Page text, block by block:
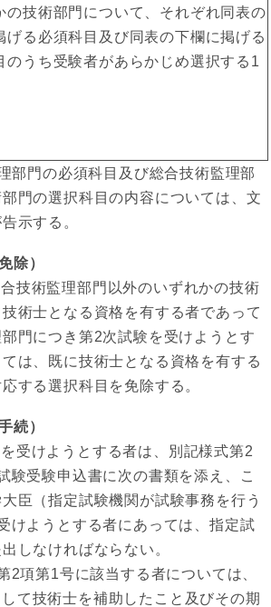
の技術部門について、それぞれ同表の
げる必須科目及び同表の下欄に掲げる
のうち受験者があらかじめ選択する1
部門の必須科目及び総合技術監理部
門の選択科目の内容については、文
示する。
除）
技術監理部門以外のいずれかの技術
術士となる資格を有する者であって
門につき第2次試験を受けようとす
は、既に技術士となる資格を有する
する選択科目を免除する。
続）
受けようとする者は、別記様式第2
験受験申込書に次の書類を添え、こ
臣（指定試験機関が試験事務を行う
けようとする者にあっては、指定試
しなければならない。
項第1号に該当する者については、
て技術士を補助したこと及びその期